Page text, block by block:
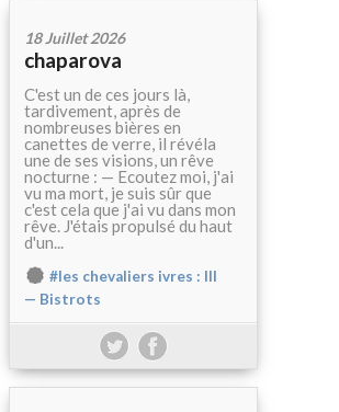
18 Juillet 2026
chaparova
C'est un de ces jours là,
tardivement, après de
nombreuses bières en
canettes de verre, il révéla
une de ses visions, un rêve
nocturne : — Ecoutez moi, j'ai
vu ma mort, je suis sûr que
c'est cela que j'ai vu dans mon
rêve. J'étais propulsé du haut
d'un...
#les chevaliers ivres : III
— Bistrots